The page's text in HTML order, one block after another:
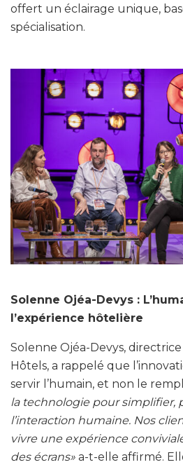
offert un éclairage unique,
spécialisation.
Solenne Ojéa-Devys :
l’expérience hôtelière
Solenne Ojéa-Devys,
Hôtels, a rappelé que
servir l’humain, et non le
la technologie pour simplifier,
l’interaction humaine. Nos
vivre une expérience
des écrans» a-t-elle affirmé.